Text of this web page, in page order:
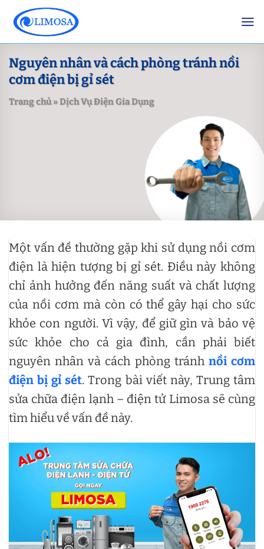
content
Nguyên nhân và cách phòng tránh nồi
cơm điện bị gỉ sét
Trang chủ»Dịch Vụ Điện Gia Dụng
Một vấn đề thường gặp khi sử dụng nồi cơm
điện là hiện tượng bị gỉ sét. Điều này không
chỉ ảnh hưởng đến năng suất và chất lượng
của nồi cơm mà còn có thể gây hại cho sức
khỏe con người. Vì vậy, để giữ gìn và bảo vệ
sức khỏe cho cả gia đình, cần phải biết
nguyên nhân và cách phòng tránh nồi cơm
điện bị gỉ sét. Trong bài viết này, Trung tâm
sửa chữa điện lạnh – điện tử Limosa sẽ cùng
tìm hiểu về vấn đề này.